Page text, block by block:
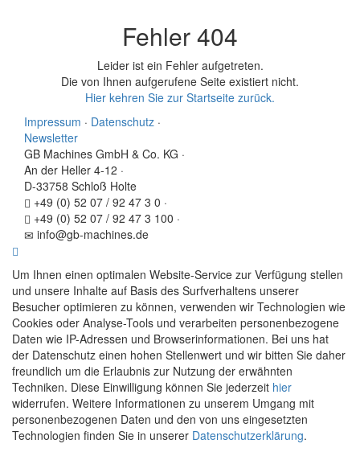
Fehler 404
Leider ist ein Fehler aufgetreten.
Die von Ihnen aufgerufene Seite existiert nicht.
Hier kehren Sie zur Startseite zurück.
Impressum · Datenschutz ·
Newsletter
GB Machines GmbH & Co. KG ·
An der Heller 4-12 ·
D-33758 Schloß Holte
+49 (0) 52 07 / 92 47 3 0 ·
+49 (0) 52 07 / 92 47 3 100 ·
info@gb-machines.de
Um Ihnen einen optimalen Website-Service zur Verfügung stellen
und unsere Inhalte auf Basis des Surfverhaltens unserer
Besucher optimieren zu können, verwenden wir Technologien wie
Cookies oder Analyse-Tools und verarbeiten personenbezogene
Daten wie IP-Adressen und Browserinformationen. Bei uns hat
der Datenschutz einen hohen Stellenwert und wir bitten Sie daher
freundlich um die Erlaubnis zur Nutzung der erwähnten
Techniken. Diese Einwilligung können Sie jederzeit hier
widerrufen. Weitere Informationen zu unserem Umgang mit
personenbezogenen Daten und den von uns eingesetzten
Technologien finden Sie in unserer Datenschutzerklärung.